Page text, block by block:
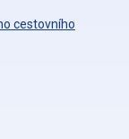
cestovního